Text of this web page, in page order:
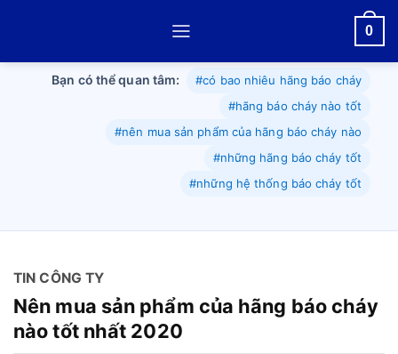
0
Bạn có thể quan tâm:
#có bao nhiêu hãng báo cháy
#hãng báo cháy nào tốt
#nên mua sản phẩm của hãng báo cháy nào
#những hãng báo cháy tốt
#những hệ thống báo cháy tốt
TIN CÔNG TY
Nên mua sản phẩm của hãng báo cháy
nào tốt nhất 2020